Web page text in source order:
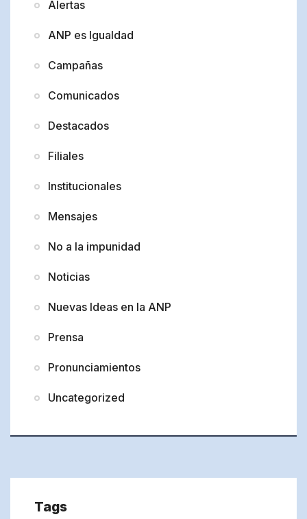
Alertas
ANP es Igualdad
Campañas
Comunicados
Destacados
Filiales
Institucionales
Mensajes
No a la impunidad
Noticias
Nuevas Ideas en la ANP
Prensa
Pronunciamientos
Uncategorized
Tags